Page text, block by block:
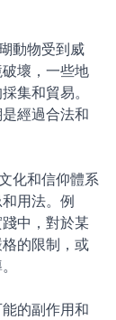
動物受到威
壞，一些地
集和貿易。
經過合法和
化和信仰體系
用法。例
中，對於某
的限制，或
的副作用和